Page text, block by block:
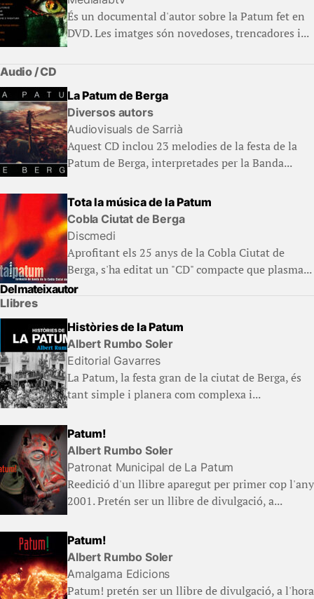
És un documental d'autor sobre la Patum fet en
DVD. Les imatges són novedoses, trencadores i...
Audio / CD
La Patum de Berga
Diversos autors
Audiovisuals de Sarrià
Aquest CD inclou 23 melodies de la festa de la
Patum de Berga, interpretades per la Banda...
Tota la música de la Patum
Cobla Ciutat de Berga
Discmedi
Aprofitant els 25 anys de la Cobla Ciutat de
Berga, s'ha editat un "CD" compacte que plasma...
Del mateix autor
Llibres
Històries de la Patum
Albert Rumbo Soler
Editorial Gavarres
La Patum, la festa gran de la ciutat de Berga, és
tant simple i planera com complexa i...
Patum!
Albert Rumbo Soler
Patronat Municipal de La Patum
Reedició d'un llibre aparegut per primer cop l'any
2001. Pretén ser un llibre de divulgació, a...
Patum!
Albert Rumbo Soler
Amalgama Edicions
Patum! pretén ser un llibre de divulgació, a l'hora